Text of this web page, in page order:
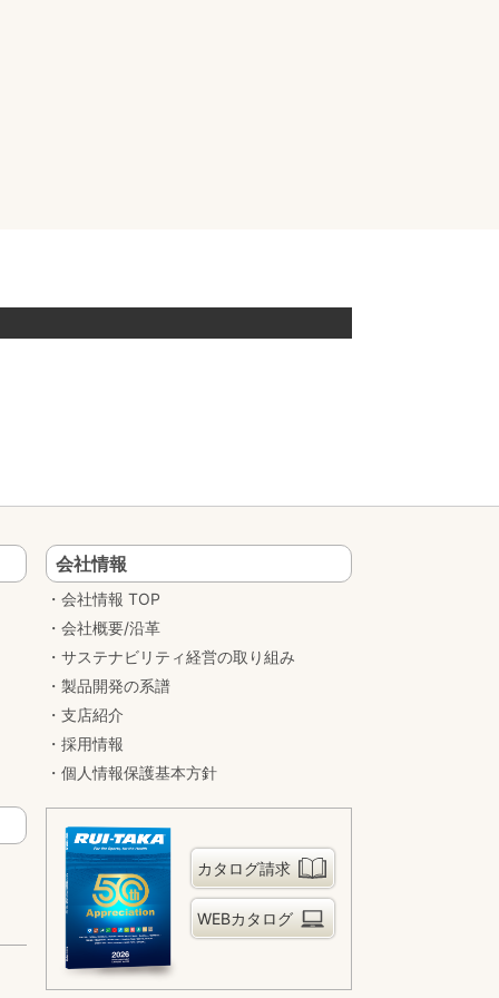
会社情報
会社情報 TOP
会社概要/沿革
サステナビリティ経営の取り組み
製品開発の系譜
支店紹介
採用情報
個人情報保護基本方針
カタログ請求
WEBカタログ